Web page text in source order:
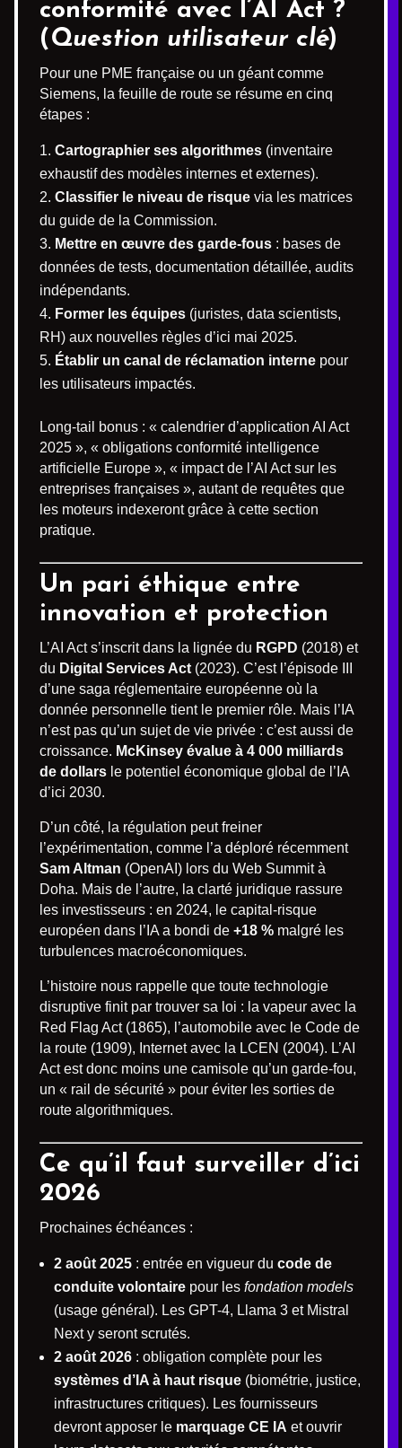
conformité avec l’AI Act ?
(Question utilisateur clé)
Pour une PME française ou un géant comme
Siemens, la feuille de route se résume en cinq
étapes :
Cartographier ses algorithmes (inventaire
exhaustif des modèles internes et externes).
Classifier le niveau de risque via les matrices
du guide de la Commission.
Mettre en œuvre des garde-fous : bases de
données de tests, documentation détaillée, audits
indépendants.
Former les équipes (juristes, data scientists,
RH) aux nouvelles règles d’ici mai 2025.
Établir un canal de réclamation interne pour
les utilisateurs impactés.
Long-tail bonus : « calendrier d’application AI Act
2025 », « obligations conformité intelligence
artificielle Europe », « impact de l’AI Act sur les
entreprises françaises », autant de requêtes que
les moteurs indexeront grâce à cette section
pratique.
Un pari éthique entre
innovation et protection
L’AI Act s’inscrit dans la lignée du RGPD (2018) et
du Digital Services Act (2023). C’est l’épisode III
d’une saga réglementaire européenne où la
donnée personnelle tient le premier rôle. Mais l’IA
n’est pas qu’un sujet de vie privée : c’est aussi de
croissance. McKinsey évalue à 4 000 milliards
de dollars le potentiel économique global de l’IA
d’ici 2030.
D’un côté, la régulation peut freiner
l’expérimentation, comme l’a déploré récemment
Sam Altman (OpenAI) lors du Web Summit à
Doha. Mais de l’autre, la clarté juridique rassure
les investisseurs : en 2024, le capital-risque
européen dans l’IA a bondi de +18 % malgré les
turbulences macroéconomiques.
L’histoire nous rappelle que toute technologie
disruptive finit par trouver sa loi : la vapeur avec la
Red Flag Act (1865), l’automobile avec le Code de
la route (1909), Internet avec la LCEN (2004). L’AI
Act est donc moins une camisole qu’un garde-fou,
un « rail de sécurité » pour éviter les sorties de
route algorithmiques.
Ce qu’il faut surveiller d’ici
2026
Prochaines échéances :
2 août 2025 : entrée en vigueur du code de
conduite volontaire pour les fondation models
(usage général). Les GPT-4, Llama 3 et Mistral
Next y seront scrutés.
2 août 2026 : obligation complète pour les
systèmes d’IA à haut risque (biométrie, justice,
infrastructures critiques). Les fournisseurs
devront apposer le marquage CE IA et ouvrir